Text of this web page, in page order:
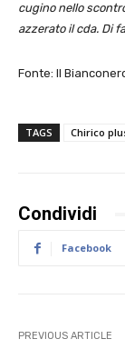
cugino nello
azzerato il cda. Di
Fonte: Il
TAGS Chirico
Condividi
Facebook
PREVIOUS ARTICLE